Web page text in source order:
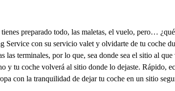
preparado todo, las maletas, el vuelo, pero…
Service con su servicio valet y olvidarte de tu coche
las terminales, por lo que, sea donde sea el sitio al
tu coche volverá al sitio donde lo dejaste. Rápido,
con la tranquilidad de dejar tu coche en un sitio